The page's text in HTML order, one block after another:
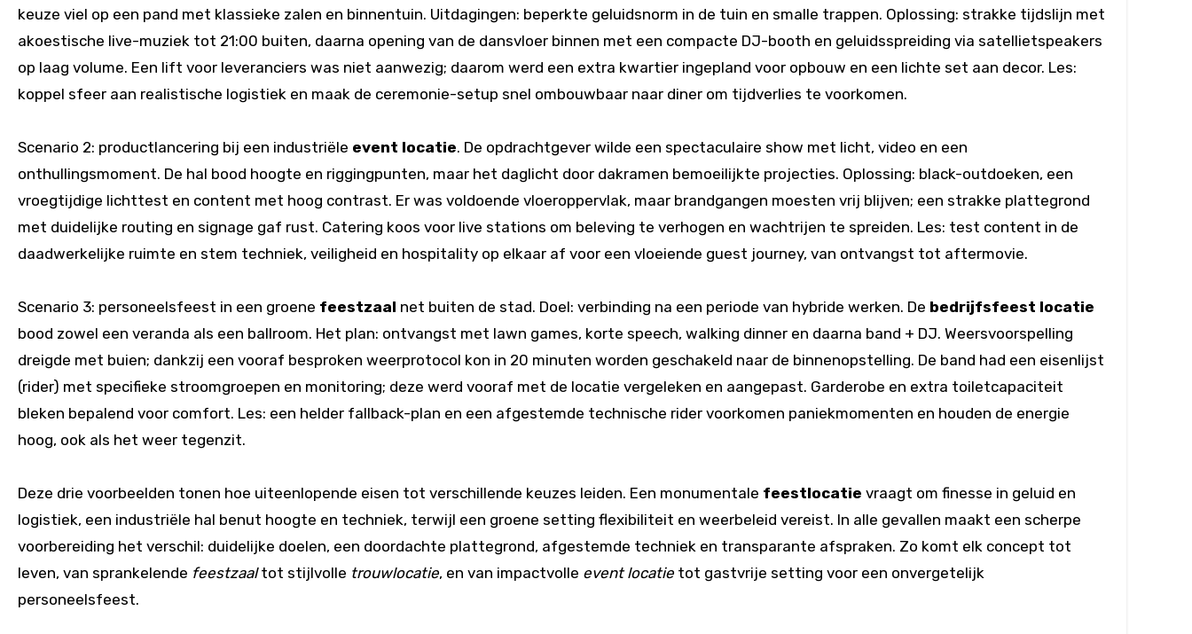
keuze viel op een pand met klassieke zalen en binnentuin. Uitdagingen: beperkte geluidsnorm in de tuin en smalle trappen. Oplossing: strakke tijdslijn met
akoestische live-muziek tot 21:00 buiten, daarna opening van de dansvloer binnen met een compacte DJ-booth en geluidsspreiding via satellietspeakers
op laag volume. Een lift voor leveranciers was niet aanwezig; daarom werd een extra kwartier ingepland voor opbouw en een lichte set aan decor. Les:
koppel sfeer aan realistische logistiek en maak de ceremonie-setup snel ombouwbaar naar diner om tijdverlies te voorkomen.
Scenario 2: productlancering bij een industriële event locatie. De opdrachtgever wilde een spectaculaire show met licht, video en een
onthullingsmoment. De hal bood hoogte en riggingpunten, maar het daglicht door dakramen bemoeilijkte projecties. Oplossing: black-outdoeken, een
vroegtijdige lichttest en content met hoog contrast. Er was voldoende vloeroppervlak, maar brandgangen moesten vrij blijven; een strakke plattegrond
met duidelijke routing en signage gaf rust. Catering koos voor live stations om beleving te verhogen en wachtrijen te spreiden. Les: test content in de
daadwerkelijke ruimte en stem techniek, veiligheid en hospitality op elkaar af voor een vloeiende guest journey, van ontvangst tot aftermovie.
Scenario 3: personeelsfeest in een groene feestzaal net buiten de stad. Doel: verbinding na een periode van hybride werken. De bedrijfsfeest locatie
bood zowel een veranda als een ballroom. Het plan: ontvangst met lawn games, korte speech, walking dinner en daarna band + DJ. Weersvoorspelling
dreigde met buien; dankzij een vooraf besproken weerprotocol kon in 20 minuten worden geschakeld naar de binnenopstelling. De band had een eisenlijst
(rider) met specifieke stroomgroepen en monitoring; deze werd vooraf met de locatie vergeleken en aangepast. Garderobe en extra toiletcapaciteit
bleken bepalend voor comfort. Les: een helder fallback-plan en een afgestemde technische rider voorkomen paniekmomenten en houden de energie
hoog, ook als het weer tegenzit.
Deze drie voorbeelden tonen hoe uiteenlopende eisen tot verschillende keuzes leiden. Een monumentale feestlocatie vraagt om finesse in geluid en
logistiek, een industriële hal benut hoogte en techniek, terwijl een groene setting flexibiliteit en weerbeleid vereist. In alle gevallen maakt een scherpe
voorbereiding het verschil: duidelijke doelen, een doordachte plattegrond, afgestemde techniek en transparante afspraken. Zo komt elk concept tot
leven, van sprankelende feestzaaltot stijlvolle trouwlocatie, en van impactvolle event locatie tot gastvrije setting voor een onvergetelijk
personeelsfeest.